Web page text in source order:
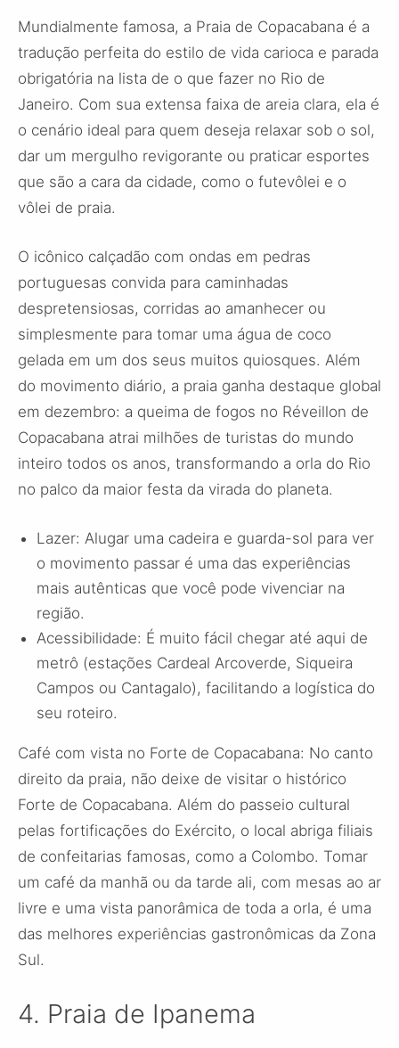
Mundialmente famosa, a Praia de Copacabana é a
tradução perfeita do estilo de vida carioca e parada
obrigatória na lista de o que fazer no Rio de
Janeiro. Com sua extensa faixa de areia clara, ela é
o cenário ideal para quem deseja relaxar sob o sol,
dar um mergulho revigorante ou praticar esportes
que são a cara da cidade, como o futevôlei e o
vôlei de praia.
O icônico calçadão com ondas em pedras
portuguesas convida para caminhadas
despretensiosas, corridas ao amanhecer ou
simplesmente para tomar uma água de coco
gelada em um dos seus muitos quiosques. Além
do movimento diário, a praia ganha destaque global
em dezembro: a queima de fogos no Réveillon de
Copacabana atrai milhões de turistas do mundo
inteiro todos os anos, transformando a orla do Rio
no palco da maior festa da virada do planeta.
Lazer: Alugar uma cadeira e guarda-sol para ver
o movimento passar é uma das experiências
mais autênticas que você pode vivenciar na
região.
Acessibilidade: É muito fácil chegar até aqui de
metrô (estações Cardeal Arcoverde, Siqueira
Campos ou Cantagalo), facilitando a logística do
seu roteiro.
Café com vista no Forte de Copacabana: No canto
direito da praia, não deixe de visitar o histórico
Forte de Copacabana. Além do passeio cultural
pelas fortificações do Exército, o local abriga filiais
de confeitarias famosas, como a Colombo. Tomar
um café da manhã ou da tarde ali, com mesas ao ar
livre e uma vista panorâmica de toda a orla, é uma
das melhores experiências gastronômicas da Zona
Sul.
4. Praia de Ipanema